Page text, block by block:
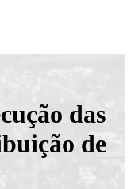
das
de